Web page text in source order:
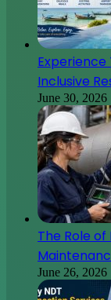
Experience
Inclusive
June 30, 2026
The Role
June 26, 2026